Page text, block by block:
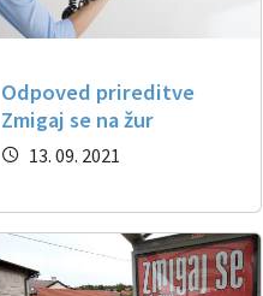
Odpoved prireditve
Zmigaj se na žur
13. 09. 2021